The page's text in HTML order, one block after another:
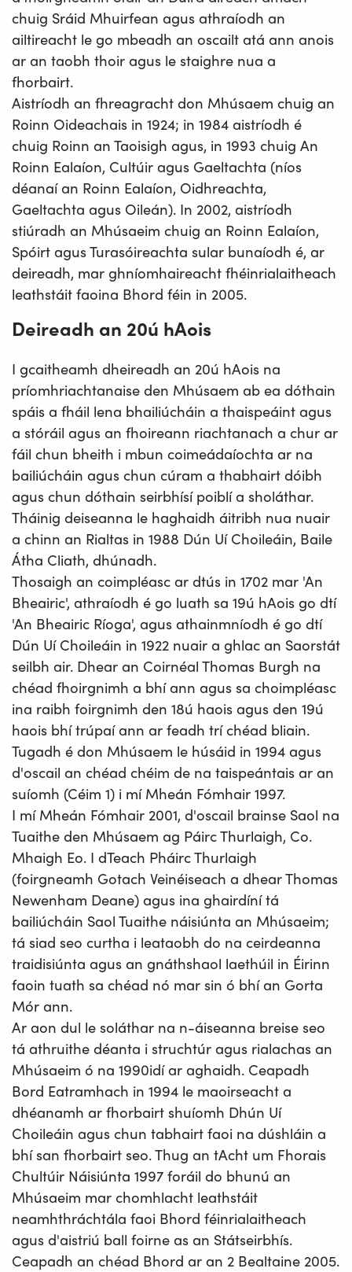
chuig Sráid Mhuirfean agus athraíodh an
ailtireacht le go mbeadh an oscailt atá ann anois
ar an taobh thoir agus le staighre nua a
fhorbairt.
Aistríodh an fhreagracht don Mhúsaem chuig an
Roinn Oideachais in 1924; in 1984 aistríodh é
chuig Roinn an Taoisigh agus, in 1993 chuig An
Roinn Ealaíon, Cultúir agus Gaeltachta (níos
déanaí an Roinn Ealaíon, Oidhreachta,
Gaeltachta agus Oileán). In 2002, aistríodh
stiúradh an Mhúsaeim chuig an Roinn Ealaíon,
Spóirt agus Turasóireachta sular bunaíodh é, ar
deireadh, mar ghníomhaireacht fhéinrialaitheach
leathstáit faoina Bhord féin in 2005.
Deireadh an 20ú hAois
I gcaitheamh dheireadh an 20ú hAois na
príomhriachtanaise den Mhúsaem ab ea dóthain
spáis a fháil lena bhailiúcháin a thaispeáint agus
a stóráil agus an fhoireann riachtanach a chur ar
fáil chun bheith i mbun coimeádaíochta ar na
bailiúcháin agus chun cúram a thabhairt dóibh
agus chun dóthain seirbhísí poiblí a sholáthar.
Tháinig deiseanna le haghaidh áitribh nua nuair
a chinn an Rialtas in 1988 Dún Uí Choileáin, Baile
Átha Cliath, dhúnadh.
Thosaigh an coimpléasc ar dtús in 1702 mar 'An
Bheairic', athraíodh é go luath sa 19ú hAois go dtí
'An Bheairic Ríoga', agus athainmníodh é go dtí
Dún Uí Choileáin in 1922 nuair a ghlac an Saorstát
seilbh air. Dhear an Coirnéal Thomas Burgh na
chéad fhoirgnimh a bhí ann agus sa choimpléasc
ina raibh foirgnimh den 18ú haois agus den 19ú
haois bhí trúpaí ann ar feadh trí chéad bliain.
Tugadh é don Mhúsaem le húsáid in 1994 agus
d'oscail an chéad chéim de na taispeántais ar an
suíomh (Céim 1) i mí Mheán Fómhair 1997.
I mí Mheán Fómhair 2001, d'oscail brainse Saol na
Tuaithe den Mhúsaem ag Páirc Thurlaigh, Co.
Mhaigh Eo. I dTeach Pháirc Thurlaigh
(foirgneamh Gotach Veinéiseach a dhear Thomas
Newenham Deane) agus ina ghairdíní tá
bailiúcháin Saol Tuaithe náisiúnta an Mhúsaeim;
tá siad seo curtha i leataobh do na ceirdeanna
traidisiúnta agus an gnáthshaol laethúil in Éirinn
faoin tuath sa chéad nó mar sin ó bhí an Gorta
Mór ann.
Ar aon dul le soláthar na n-áiseanna breise seo
tá athruithe déanta i struchtúr agus rialachas an
Mhúsaeim ó na 1990idí ar aghaidh. Ceapadh
Bord Eatramhach in 1994 le maoirseacht a
dhéanamh ar fhorbairt shuíomh Dhún Uí
Choileáin agus chun tabhairt faoi na dúshláin a
bhí san fhorbairt seo. Thug an tAcht um Fhorais
Chultúir Náisiúnta 1997 foráil do bhunú an
Mhúsaeim mar chomhlacht leathstáit
neamhthráchtála faoi Bhord féinrialaitheach
agus d'aistriú ball foirne as an Státseirbhís.
Ceapadh an chéad Bhord ar an 2 Bealtaine 2005.